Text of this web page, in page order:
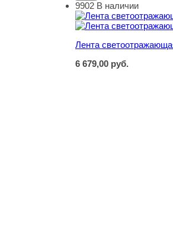
Лента
9902 В наличии
Лента
6 679,00 руб.